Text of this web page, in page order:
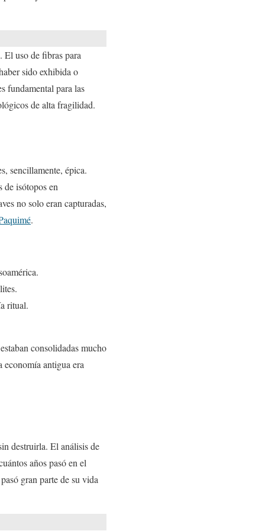
El uso de fibras para
sido exhibida o
fundamental para las
de alta fragilidad.
sencillamente, épica.
de isótopos en
no solo eran capturadas,
.
ritual.
consolidadas mucho
economía antigua era
destruirla. El análisis de
años pasó en el
gran parte de su vida